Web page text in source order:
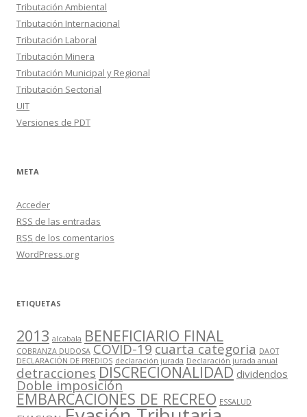
Tributación Ambiental
Tributación Internacional
Tributación Laboral
Tributación Minera
Tributación Municipal y Regional
Tributación Sectorial
UIT
Versiones de PDT
META
Acceder
RSS de las entradas
RSS de los comentarios
WordPress.org
ETIQUETAS
2013 alcabala BENEFICIARIO FINAL
COBRANZA DUDOSA COVID-19cuarta categoria DAOT
DECLARACIÓN DE PREDIOS declaración jurada Declaración jurada anual
detracciones DISCRECIONALIDAD dividendos
Doble imposición
EMBARCACIONES DE RECREO ESSALUD